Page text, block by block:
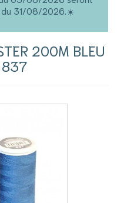
du 31/08/2026.☀️
200M BLEU
837